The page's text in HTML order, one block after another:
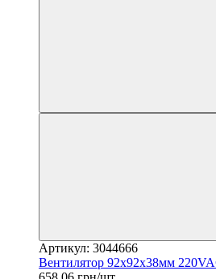
Артикул: 3044666
Вентилятор 92х92х38мм